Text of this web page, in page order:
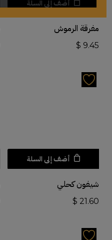
أضف إلى السلة
مفرقة الرموش
$ 9.45
أضف إلى السلة
شيفون كحلي
$ 21.60